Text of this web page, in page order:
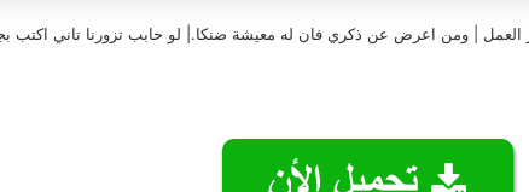
العمل | ومن اعرض عن ذكري فان له معيشة ضنكا.| لو حابب تزورنا تاني اكتب